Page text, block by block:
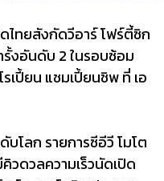
ไทยสังกัดวีอาร์ โฟร์ตี้ซิก
รั้งอันดับ 2 ในรอบซ้อม
เปี้ยน แชมเปี้ยนชิพ ที่ เอ
บโลก รายการซีอีวี โมโต
วดวลความเร็วนัดเปิด